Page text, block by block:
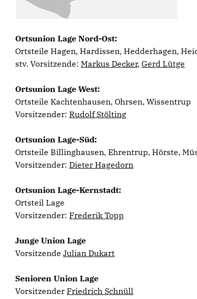
Ortsunion Lage Nord-Ost:
Ortsteile Hagen, Hardissen, Hedderhagen,
stv. Vorsitzende: Markus Decker, Gerd Lütge
Ortsunion Lage West:
Ortsteile Kachtenhausen, Ohrsen, Wissentrup
Vorsitzender: Rudolf Stölting
Ortsunion Lage-Süd:
Ortsteile Billinghausen, Ehrentrup, Hörste,
Vorsitzender: Dieter Hagedorn
Ortsunion Lage-Kernstadt:
Ortsteil Lage
Vorsitzender: Frederik Topp
Junge Union Lage
Vorsitzende Julian Dukart
Senioren Union Lage
Vorsitzender Friedrich Schnüll